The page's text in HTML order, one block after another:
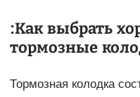
:Как выбрать
тормозные
Тормозная колодка